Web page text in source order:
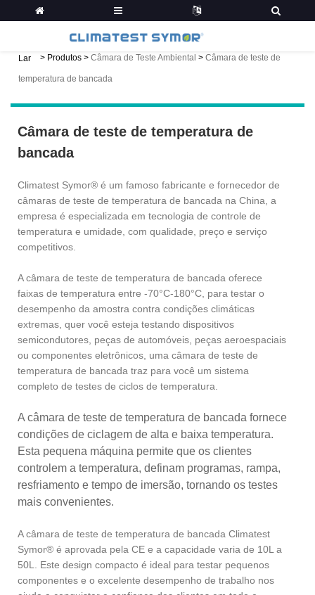
Lar > Produtos > Câmara de Teste Ambiental > Câmara de teste de
temperatura de bancada
Câmara de teste de temperatura de
bancada
Climatest Symor® é um famoso fabricante e fornecedor de
câmaras de teste de temperatura de bancada na China, a
empresa é especializada em tecnologia de controle de
temperatura e umidade, com qualidade, preço e serviço
competitivos.
A câmara de teste de temperatura de bancada oferece
faixas de temperatura entre -70°C-180°C, para testar o
desempenho da amostra contra condições climáticas
extremas, quer você esteja testando dispositivos
semicondutores, peças de automóveis, peças aeroespaciais
ou componentes eletrônicos, uma câmara de teste de
temperatura de bancada traz para você um sistema
completo de testes de ciclos de temperatura.
A câmara de teste de temperatura de bancada fornece
condições de ciclagem de alta e baixa temperatura.
Esta pequena máquina permite que os clientes
controlem a temperatura, definam programas, rampa,
resfriamento e tempo de imersão, tornando os testes
mais convenientes.
A câmara de teste de temperatura de bancada Climatest
Symor® é aprovada pela CE e a capacidade varia de 10L a
50L. Este design compacto é ideal para testar pequenos
componentes e o excelente desempenho de trabalho nos